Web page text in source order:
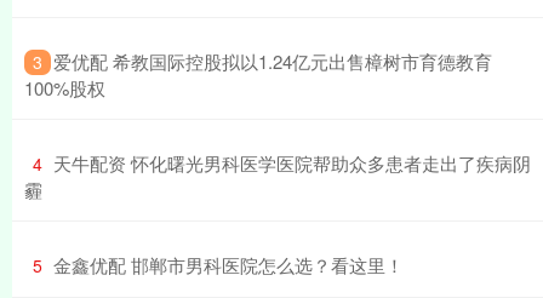
3 ​爱优配 希教国际控股拟以1.24亿元出售樟树市育德教育
100%股权
4 ​天牛配资 怀化曙光男科医学医院帮助众多患者走出了疾病阴
霾
5 ​金鑫优配 邯郸市男科医院怎么选？看这里！